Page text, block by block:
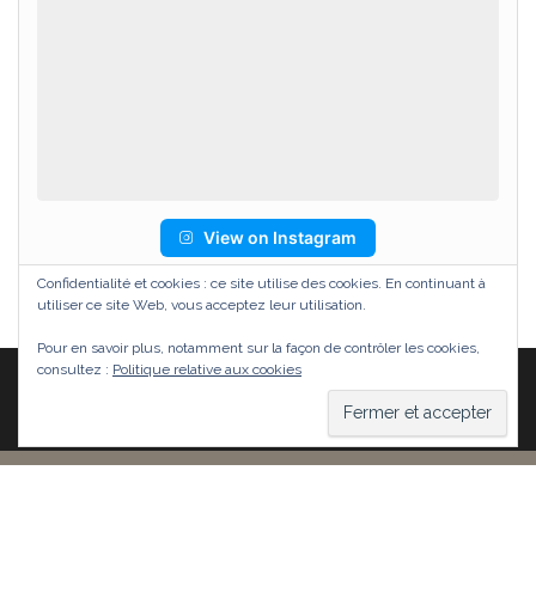
View on Instagram
WordPress |Thème :Head
Confidentialité et cookies : ce site utilise des cookies. En continuant à
utiliser ce site Web, vous acceptez leur utilisation.
Pour en savoir plus, notamment sur la façon de contrôler les cookies,
consultez : Politique relative aux cookies